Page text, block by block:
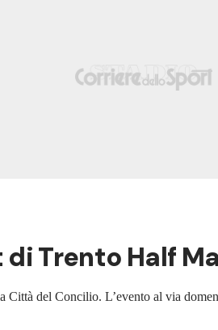
Trento Half
del Concilio. L’evento al via